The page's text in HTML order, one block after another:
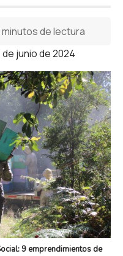
junio de 2024
minutos de lectura
9 emprendimientos de